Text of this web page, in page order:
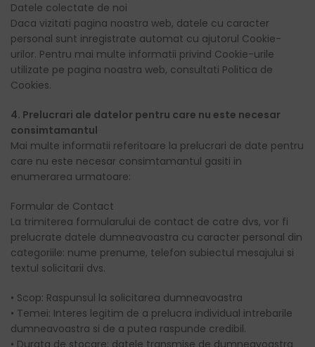
Datele colectate de noi
Daca vizitati pagina noastra web, datele cu caracter
personal sunt inregistrate automat cu ajutorul Cookie-
urilor. Pentru mai multe informatii privind Cookie-urile
utilizate pe pagina noastra web, consultati Politica de
Cookies.
4. Prelucrari ale datelor pentru care nu este necesar
consimtamantul
Mai multe informatii referitoare la prelucrari de date pentru
care nu este necesar consimtamantul gasiti in
enumerarea urmatoare:
Formular de Contact
La trimiterea formularului de contact de catre dvs, vor fi
prelucrate datele dumneavoastra cu caracter personal din
categoriile: nume prenume, telefon subiectul mesajului si
textul solicitarii dvs.
• Scop: Raspunsul la solicitarea dumneavoastra
• Temei: Interes legitim de a prelucra individual intrebarile
dumneavoastra si de a putea raspunde credibil.
• Durata de stocare: datele transmise de dumneavoastra